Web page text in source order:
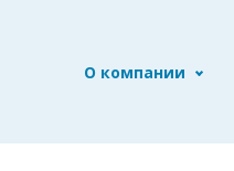
О компании